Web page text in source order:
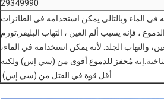
29349990
الماء وبالتالي يمكن استخدامه في الطائرات
، فإنه يسبب ألم العين ، التهاب البليفر,تورم
والتهاب الجلد. لأنه يمكن استخدامه في الماء،
مُحفز للدموع أقوى من (سي إس) ولكنه
أقل قوة في القتل من (سي إس).